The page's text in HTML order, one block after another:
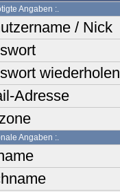
Angaben :.
/ Nick
wiederholen
Adresse
Angaben :.